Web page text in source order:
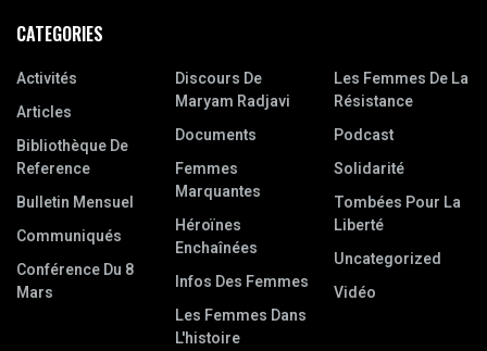
CATEGORIES
Activités
Articles
Bibliothèque De
Reference
Bulletin Mensuel
Communiqués
Conférence Du 8
Mars
Discours De
Maryam Radjavi
Documents
Femmes
Marquantes
Héroïnes
Enchaînées
Infos Des Femmes
Les Femmes Dans
L'histoire
Les Femmes De La
Résistance
Podcast
Solidarité
Tombées Pour La
Liberté
Uncategorized
Vidéo